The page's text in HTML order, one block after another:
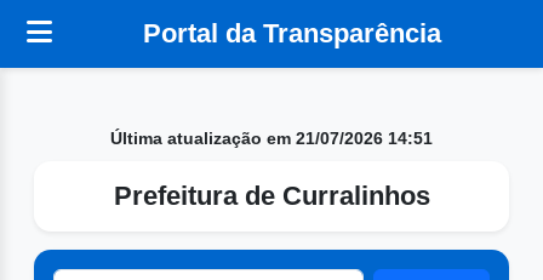
Portal da Transparência
Última atualização em 21/07/2026 14:51
Prefeitura de Curralinhos